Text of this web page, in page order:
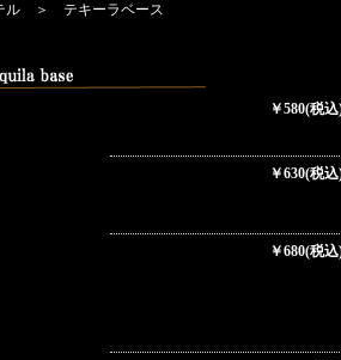
＞ テキーラベース
￥580(税
￥630(税
￥680(税